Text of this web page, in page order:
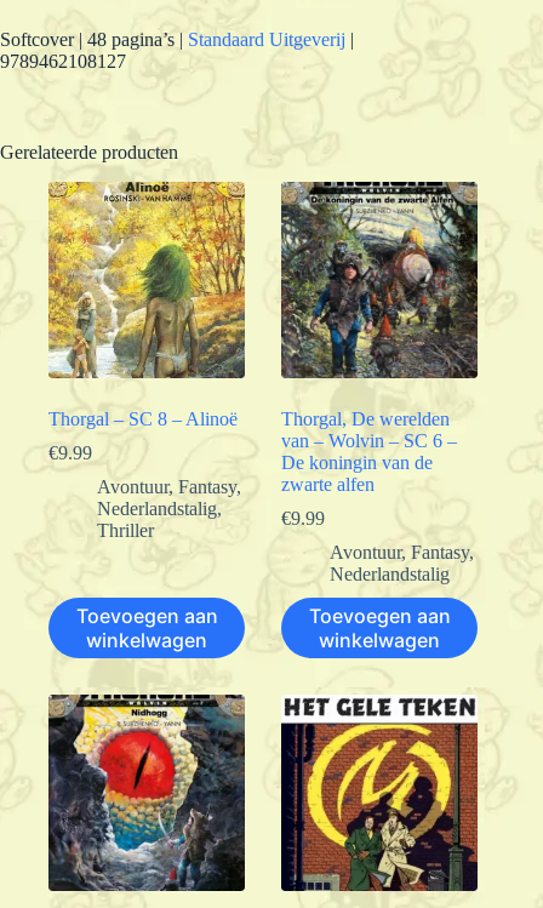
Softcover | 48 pagina’s | Standaard Uitgeverij |
9789462108127
Gerelateerde producten
Thorgal – SC 8 – Alinoë
€9.99
Avontuur, Fantasy,
Nederlandstalig,
Thriller
Toevoegen aan
winkelwagen
Thorgal, De werelden
van – Wolvin – SC 6 –
De koningin van de
zwarte alfen
€9.99
Avontuur,Fantasy,
Nederlandstalig
Toevoegen aan
winkelwagen